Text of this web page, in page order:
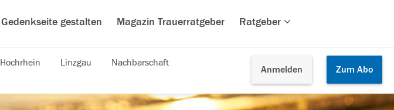
Gedenkseite gestalten Magazin Trauerratgeber Ratgeber
Anmelden Zum Abo
Hochrhein Linzgau Nachbarschaft